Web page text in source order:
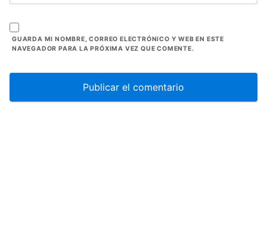
GUARDA MI NOMBRE, CORREO ELECTRÓNICO Y WEB EN ESTE
NAVEGADOR PARA LA PRÓXIMA VEZ QUE COMENTE.